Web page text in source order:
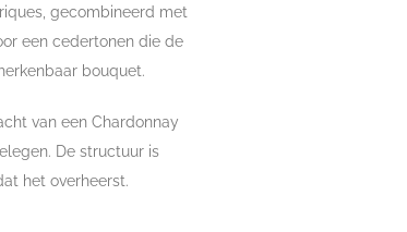
gecombineerd met
een cedertonen die de
bouquet.
van een Chardonnay
De structuur is
het overheerst.